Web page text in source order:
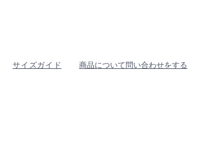
サイズガイド 商品について問い合わせをする